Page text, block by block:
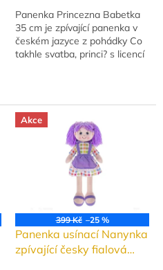
5
hvězdiček.
Panenka Princezna Babetka
35 cm je zpívající panenka v
českém jazyce z pohádky Co
takhle svatba, princi? s licencí
Akce
399 Kč –25 %
Panenka usínací Nanynka
zpívající česky fialová